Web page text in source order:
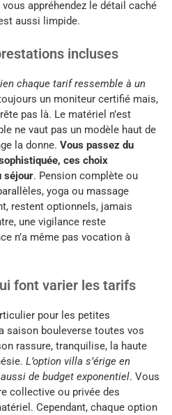
appréhendez le détail caché
aussi limpide.
incluses
chaque tarif ressemble à un
un moniteur certifié mais,
pas là. Le matériel n’est
ne vaut pas un modèle haut de
la donne. Vous passez du
ces choix
séjour. Pension complète ou
yoga ou massage
restent optionnels, jamais
une vigilance reste
n’a même pas vocation à
font varier les tarifs
pour les petites
saison bouleverse toutes vos
rassure, tranquilise, la haute
L’option villa s’érige en
de budget exponentiel. Vous
collective ou privée des
Cependant, chaque option